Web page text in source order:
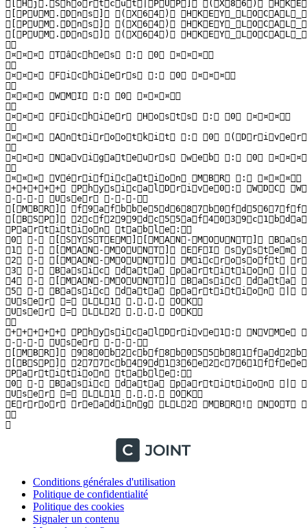
 [ H j . S h o r t c u t | P U P ]   ( X 8 6 ) 
 [ P U M . D n s ]   ( X 6 4 ) 
 [ P U M . D n s ]   ( X 6 4 ) 
 [ P U M . D n s ]   ( X 6 4 ) 
  
 ¤ ¤ ¤   T â c h e s   :   0   ¤ ¤ ¤  
  
 ¤ ¤ ¤   F i c h i e r s   :   0   ¤ ¤ ¤  
  
 ¤ ¤ ¤   W M I   :   0   ¤ ¤ ¤  
  
 ¤ ¤ ¤   F i c h i e r   H o s t s   :   0   ¤ ¤ ¤  
  
 ¤ ¤ ¤   A n t i r o o t k i t   :   0 
  
 ¤ ¤ ¤   N a v i g a t e u r s   w e b   :   0   ¤ ¤ ¤  
  
 ¤ ¤ ¤   V é r i f i c a t i o n   M B R   :   ¤ ¤ ¤  
 + + + + +   P h y s i c a l D r i v e 0 :   W D C 
 - - -   U s e r   - - -  
 [ M B R ] 
 [ B S P ] 
 P a r t i t i o n   t a b l e :  
 0   -   [ S Y S T E M ] [ M A N - M O U N T ] 
 1   -   [ M A N - M O U N T ]   E F I 
 2   -   [ M A N - M O U N T ]   M i c r o s o f t 
 3   -   B a s i c   d a t a   p a r t i t i o n   | 
 4   -   [ M A N - M O U N T ]   B a s i c 
 5   -   B a s i c   d a t a   p a r t i t i o n   | 
 U s e r   =   L L 1   . . .   O K  
 U s e r   =   L L 2   . . .   O K  
  
 + + + + +   P h y s i c a l D r i v e 1 :   N V M e 
 - - -   U s e r   - - -  
 [ M B R ] 
 [ B S P ] 
 P a r t i t i o n   t a b l e :  
 0   -   B a s i c   d a t a   p a r t i t i o n   | 
 U s e r   =   L L 1   . . .   O K  
 E r r o r   r e a d i n g   L L 2   M B R !   N O T 
  
 
Conditions générales d'utilisation
Politique de confidentialité
Politique des cookies
Signaler un contenu